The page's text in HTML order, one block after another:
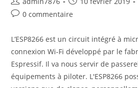
de
publiée :
Commentaires
la
publication :
0 commentaire
L’ESP8266 est un circuit intégré à
connexion Wi-Fi développé par le
Espressif. Il va nous servir de
équipements à piloter. L'ESP8266